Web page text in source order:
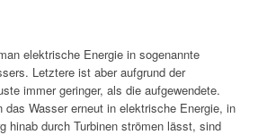
elektrische Energie in sogenannte
Letztere ist aber aufgrund der
immer geringer, als die aufgewendete.
das Wasser erneut in elektrische Energie, in
hinab durch Turbinen strömen lässt, sind